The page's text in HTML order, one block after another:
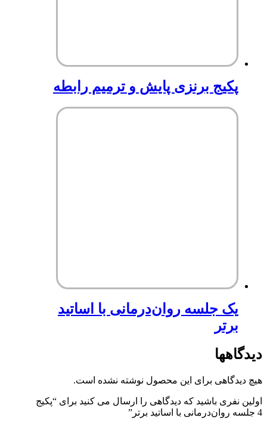
پکیج برنزی پایش و ترمیم رابطه
یک جلسه روان‌درمانی با اساتید
برتر
دیدگاهها
هیچ دیدگاهی برای این محصول نوشته نشده است.
اولین نفری باشید که دیدگاهی را ارسال می کنید برای “پکیج
4 جلسه روان‌درمانی با اساتید برتر”